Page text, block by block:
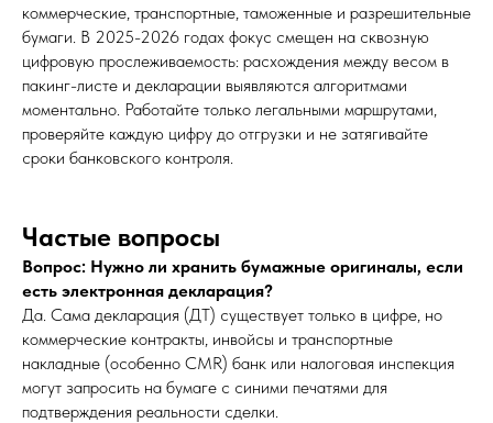
коммерческие, транспортные, таможенные и разрешительные
бумаги. В 2025-2026 годах фокус смещен на сквозную
цифровую прослеживаемость: расхождения между весом в
пакинг-листе и декларации выявляются алгоритмами
моментально. Работайте только легальными маршрутами,
проверяйте каждую цифру до отгрузки и не затягивайте
сроки банковского контроля.
Частые вопросы
Вопрос: Нужно ли хранить бумажные оригиналы, если
есть электронная декларация?
Да. Сама декларация (ДТ) существует только в цифре, но
коммерческие контракты, инвойсы и транспортные
накладные (особенно CMR) банк или налоговая инспекция
могут запросить на бумаге с синими печатями для
подтверждения реальности сделки.